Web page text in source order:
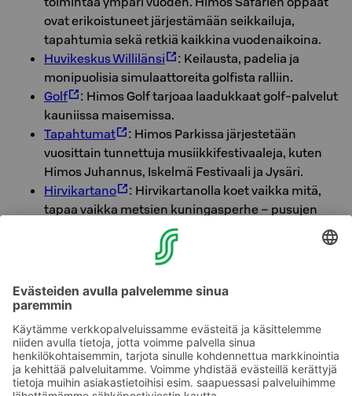
ovat erikoistuneet järjestämään seikkailuja,
tapahtumia sekä retkiä kaikkina vuodenaikoina.
Huvikeskus Willilänsi
: Keilausta, padelia ja
monipuolisia simulaattoreita golfista ralliin.
Golf
: Himos Golf tarjoaa laadukkaat golf-palvelut
kauniissa maisemissa.
Tapahtumat
: Himos Parkissa järjestetään
vuosittain tunnettuja musiikkifestivaaleja, kuten
Himos Juhannus, Iskelmä Festivaali ja Jysäri.
Hirvikartano
: Hirvikartanolla koet vaikka mitä,
tapaa vaikka metsien kuningasperhe – pusujen
: Jämsän ja Himoksen alueen
matkailun sivut - tekemistä ja elämyksiä jokaisen
makuun.
Lipas-Liikuntapaikat:
alueen liikuntapaikat monipuoliseen
harrastamiseen.